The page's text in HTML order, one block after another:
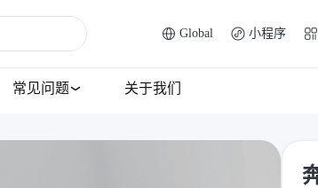
Global 小程序
常见问题 关于我们